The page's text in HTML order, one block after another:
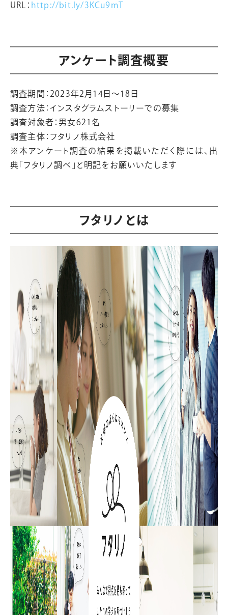
URL： http://bit.ly/3KCu9mT
アンケート調査概要
調査期間：2023年2月14日〜18日
調査方法：インスタグラムストーリーでの募集
調査対象者：男女621名
調査主体：フタリノ株式会社
※本アンケート調査の結果を掲載いただく際には、出
典「フタリノ調べ」と明記をお願いいたします
フタリノとは